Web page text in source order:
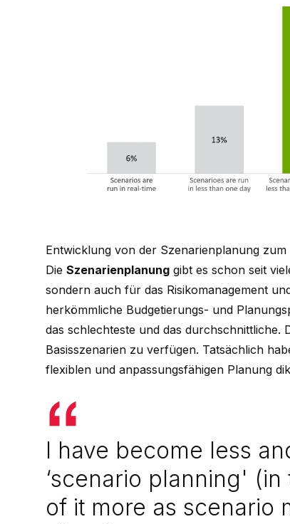
Entwicklung von der Szenarienplanung
Die Szenarienplanung gibt es schon seit
sondern auch für das Risikomanagement
herkömmliche Budgetierungs- und
das schlechteste und das durchschnittliche.
Basisszenarien zu verfügen. Tatsächlich
flexiblen und anpassungsfähigen Planung
I have become less
‘scenario planning'
of it more as scenario